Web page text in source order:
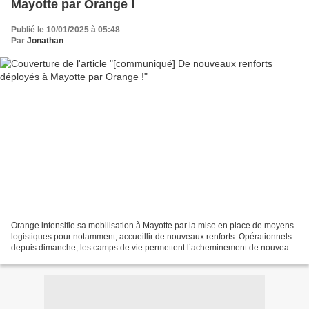
Mayotte par Orange !
Publié le 10/01/2025 à 05:48
Par Jonathan
Orange intensifie sa mobilisation à Mayotte par la mise en place de moyens
logistiques pour notamment, accueillir de nouveaux renforts. Opérationnels
depuis dimanche, les camps de vie permettent l’acheminement de nouveaux